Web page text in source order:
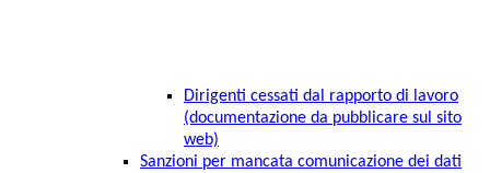
Dirigenti cessati dal rapporto di lavoro
(documentazione da pubblicare sul sito
web)
Sanzioni per mancata comunicazione dei dati